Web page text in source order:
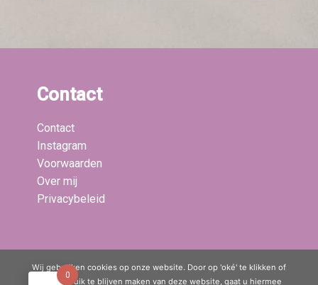
Contact
Contact
Instagram
Voorwaarden
Over mij
Privacybeleid
Laatste blogs:
0
Wij gebruiken cookies op onze website. Door op 'oké' te klikken of
door gebruik te blijven maken van deze website, gaat u hiermee